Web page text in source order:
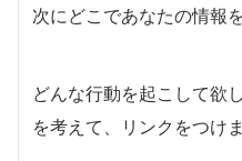
次にどこであなたの情報
どんな行動を起こして欲
を考えて、リンクをつけ